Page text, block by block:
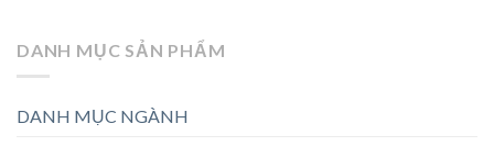
DANH MỤC SẢN PHẨM
DANH MỤC NGÀNH